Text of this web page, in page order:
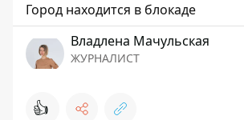
Город находится в блокаде
Владлена Мачульская
ЖУРНАЛИСТ
👍